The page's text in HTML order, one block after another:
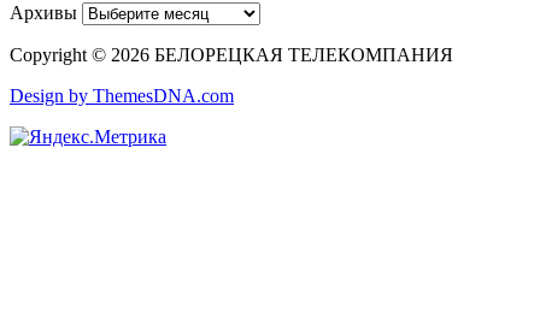
Архивы
Copyright © 2026 БЕЛОРЕЦКАЯ ТЕЛЕКОМПАНИЯ
Design by ThemesDNA.com